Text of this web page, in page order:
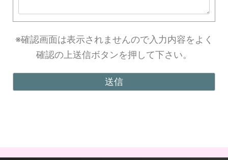
※確認画面は表示されませんので入力内容をよく
確認の上送信ボタンを押して下さい。